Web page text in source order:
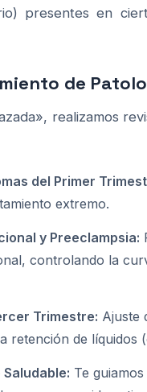
presentes en
de
realizamos
del Primer
extremo.
y Preeclampsia:
controlando la
Trimestre: Ajuste
retención de líquidos
Te